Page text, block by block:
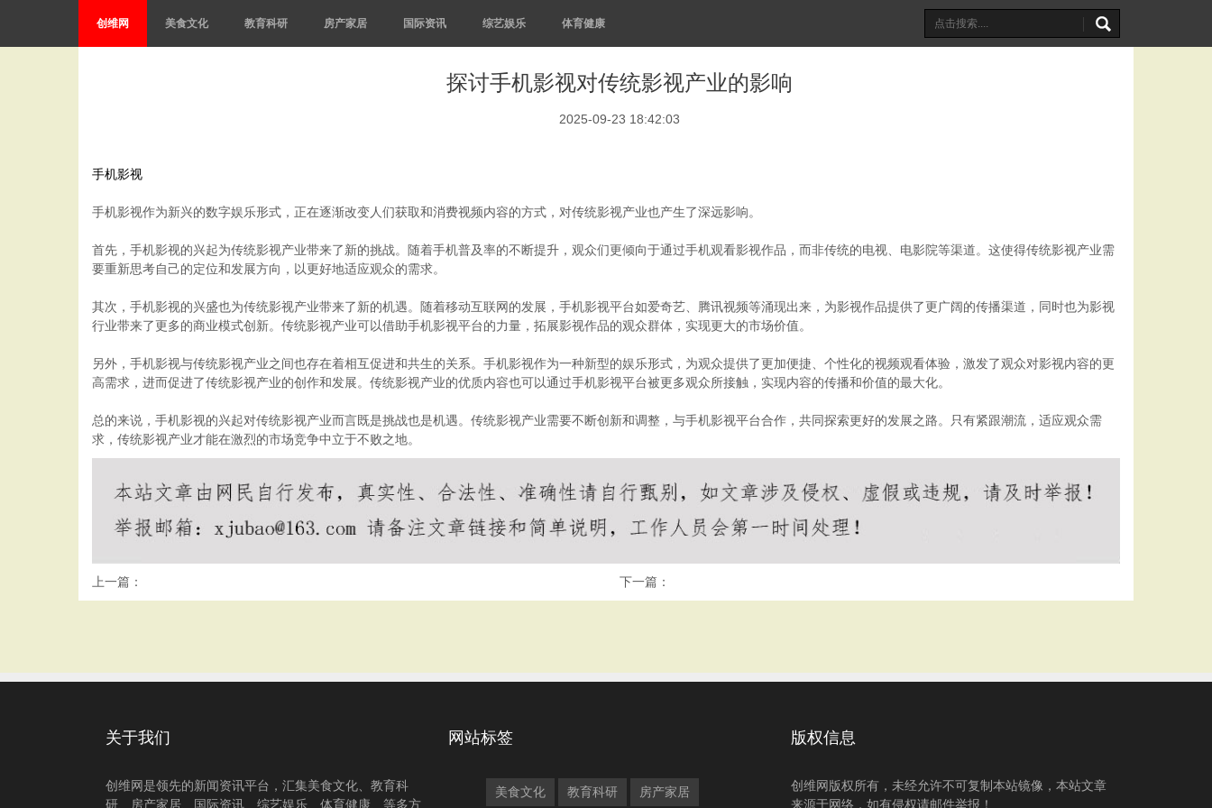
创维网 美食文化 教育科研 房产家居 国际资讯 综艺娱乐 体育健康
探讨手机影视对传统影视产业的影响
2025-09-23 18:42:03
手机影视
手机影视作为新兴的数字娱乐形式，正在逐渐改变人们获取和消费视频内容的方式，对传统影视产业也产生了深远影响。
首先，手机影视的兴起为传统影视产业带来了新的挑战。随着手机普及率的不断提升，观众们更倾向于通过手机观看影视作品，而非传统的电视、电影院等渠道。这使得传统影视产业需
要重新思考自己的定位和发展方向，以更好地适应观众的需求。
其次，手机影视的兴盛也为传统影视产业带来了新的机遇。随着移动互联网的发展，手机影视平台如爱奇艺、腾讯视频等涌现出来，为影视作品提供了更广阔的传播渠道，同时也为影视
行业带来了更多的商业模式创新。传统影视产业可以借助手机影视平台的力量，拓展影视作品的观众群体，实现更大的市场价值。
另外，手机影视与传统影视产业之间也存在着相互促进和共生的关系。手机影视作为一种新型的娱乐形式，为观众提供了更加便捷、个性化的视频观看体验，激发了观众对影视内容的更
高需求，进而促进了传统影视产业的创作和发展。传统影视产业的优质内容也可以通过手机影视平台被更多观众所接触，实现内容的传播和价值的最大化。
总的来说，手机影视的兴起对传统影视产业而言既是挑战也是机遇。传统影视产业需要不断创新和调整，与手机影视平台合作，共同探索更好的发展之路。只有紧跟潮流，适应观众需
求，传统影视产业才能在激烈的市场竞争中立于不败之地。
上一篇： 下一篇：
关于我们
创维网是领先的新闻资讯平台，汇集美食文化、教育科
研、房产家居、国际资讯、综艺娱乐、体育健康、等多方
网站标签
美食文化 教育科研 房产家居
版权信息
创维网版权所有，未经允许不可复制本站镜像，本站文章
来源于网络，如有侵权请邮件举报！